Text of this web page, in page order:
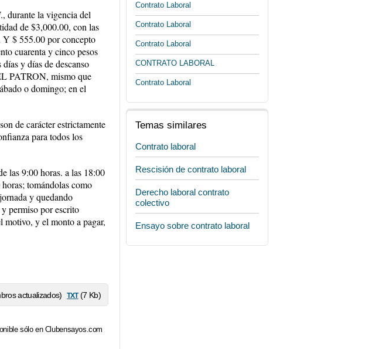
la vigencia del
de $3,000.00, con las
Y $ 555.00 por concepto
cuarenta y cinco pesos
y días de descanso
PATRON, mismo que
o domingo; en el
de carácter estrictamente
para todos los
las 9:00 horas. a las 18:00
tomándolas como
y quedando
permiso por escrito
motivo, y el monto a pagar,
actualizados) txt(7 Kb)
sólo en Clubensayos.com
Contrato Laboral
Contrato Laboral
Contrato Laboral
CONTRATO LABORAL
Contrato Laboral
Temas similares
Contrato laboral
Rescisión de contrato laboral
Derecho laboral contrato
colectivo
Ensayo sobre contrato laboral